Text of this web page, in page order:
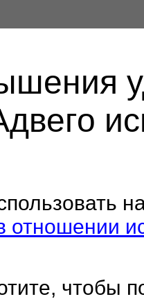
чтобы